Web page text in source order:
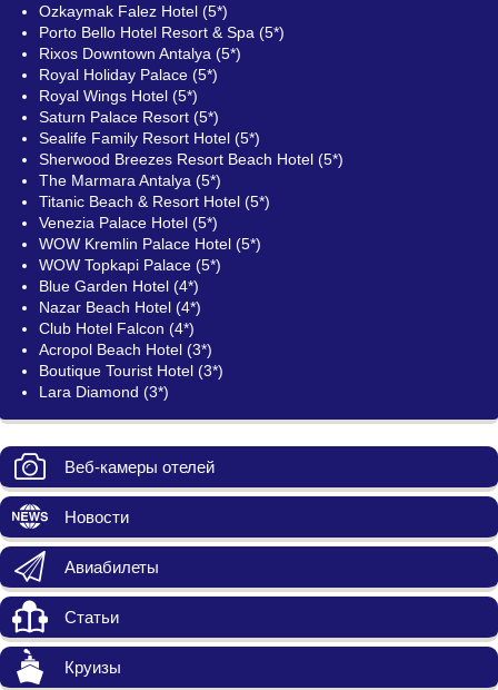
Ozkaymak Falez Hotel (5*)
Porto Bello Hotel Resort & Spa (5*)
Rixos Downtown Antalya (5*)
Royal Holiday Palace (5*)
Royal Wings Hotel (5*)
Saturn Palace Resort (5*)
Sealife Family Resort Hotel (5*)
Sherwood Breezes Resort Beach Hotel (5*)
The Marmara Antalya (5*)
Titanic Beach & Resort Hotel (5*)
Venezia Palace Hotel (5*)
WOW Kremlin Palace Hotel (5*)
WOW Topkapi Palace (5*)
Blue Garden Hotel (4*)
Nazar Beach Hotel (4*)
Сlub Hotel Falcon (4*)
Acropol Beach Hotel (3*)
Boutique Tourist Hotel (3*)
Lara Diamond (3*)
Веб-камеры отелей
Новости
Авиабилеты
Статьи
Круизы